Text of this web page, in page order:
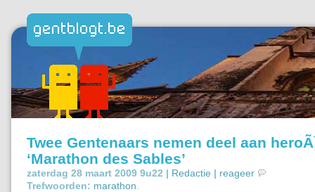
Twee Gentenaars nemen deel aan
‘Marathon des Sables’
zaterdag 28 maart 2009 9u22 | Redactie | reageer
Trefwoorden: marathon